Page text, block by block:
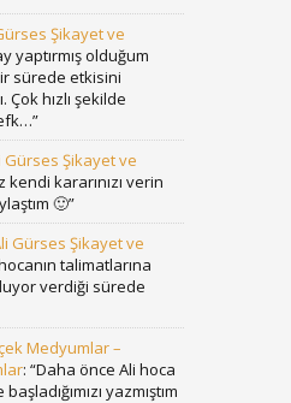
Şikayet ve
yaptırmış olduğum
sürede etkisini
hızlı şekilde
”
Gürses Şikayet ve
kendi kararınızı verin
🙂”
Gürses Şikayet ve
talimatlarına
verdiği sürede
Medyumlar –
: “Daha önce Ali hoca
yazmıştım